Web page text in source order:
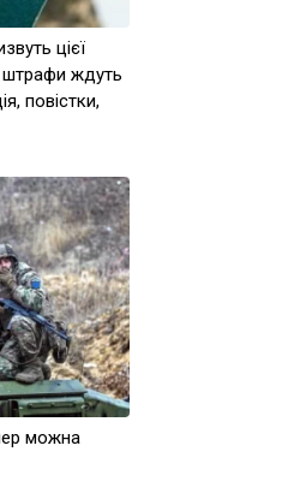
цієї
штрафи ждуть
повістки,
можна